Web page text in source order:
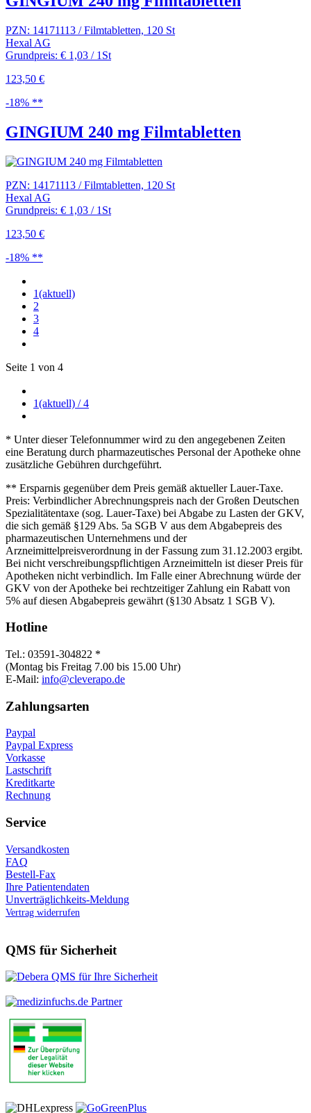
PZN: 14171113 / Filmtabletten, 120 St
Hexal AG
Grundpreis: € 1,03 / 1St
123,50 €
-18% **
GINGIUM 240 mg Filmtabletten
PZN: 14171113 / Filmtabletten, 120 St
Hexal AG
Grundpreis: € 1,03 / 1St
123,50 €
-18% **
1(aktuell)
2
3
4
Seite 1 von 4
1(aktuell) / 4
* Unter dieser Telefonnummer wird zu den angegebenen Zeiten
eine Beratung durch pharmazeutisches Personal der Apotheke ohne
zusätzliche Gebühren durchgeführt.
** Ersparnis gegenüber dem Preis gemäß aktueller Lauer-Taxe.
Preis: Verbindlicher Abrechnungspreis nach der Großen Deutschen
Spezialitätentaxe (sog. Lauer-Taxe) bei Abgabe zu Lasten der GKV,
die sich gemäß §129 Abs. 5a SGB V aus dem Abgabepreis des
pharmazeutischen Unternehmens und der
Arzneimittelpreisverordnung in der Fassung zum 31.12.2003 ergibt.
Bei nicht verschreibungspflichtigen Arzneimitteln ist dieser Preis für
Apotheken nicht verbindlich. Im Falle einer Abrechnung würde der
GKV von der Apotheke bei rechtzeitiger Zahlung ein Rabatt von
5% auf diesen Abgabepreis gewährt (§130 Absatz 1 SGB V).
Hotline
Tel.: 03591-304822 *
(Montag bis Freitag 7.00 bis 15.00 Uhr)
E-Mail: info@cleverapo.de
Zahlungsarten
Paypal
Paypal Express
Vorkasse
Lastschrift
Kreditkarte
Rechnung
Service
Versandkosten
FAQ
Bestell-Fax
Ihre Patientendaten
Unverträglichkeits-Meldung
Vertrag widerrufen
QMS für Sicherheit